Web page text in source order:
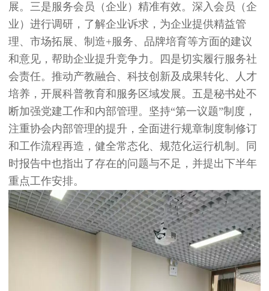
展。三是服务会员（企业）精准有效。深入会员（企
业）进行调研，了解企业诉求，为企业提供精益管
理、市场拓展、制造+服务、品牌培育等方面的建议
和意见，帮助企业提升竞争力。四是切实履行服务社
会责任。推动产教融合、科技创新及成果转化、人才
培养，开展科普教育和服务区域发展。五是秘书处不
断加强党建工作和内部管理。坚持“第一议题”制度，
注重协会内部管理的提升，全面进行规章制度制修订
和工作流程再造，健全常态化、规范化运行机制。同
时报告中也指出了存在的问题与不足，并提出下半年
重点工作安排。